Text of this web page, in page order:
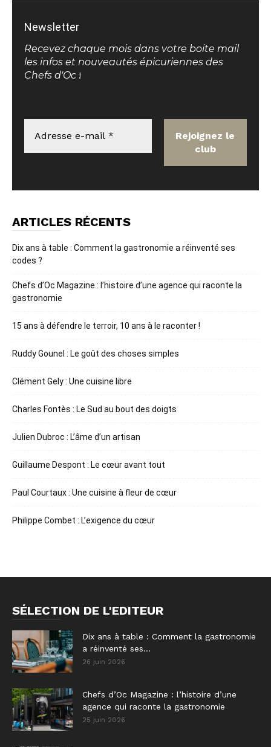
Newsletter
Recevez chaque mois dans votre boite mail
les infos et nouveautés épicuriennes des
Chefs d'Oc !
ARTICLES RÉCENTS
Dix ans à table : Comment la gastronomie a réinventé ses
codes ?
Chefs d’Oc Magazine : l’histoire d’une agence qui raconte la
gastronomie
15 ans à défendre le terroir, 10 ans à le raconter !
Ruddy Gounel : Le goût des choses simples
Clément Gely : Une cuisine libre
Charles Fontès : Le Sud au bout des doigts
Julien Dubroc : L’âme d’un artisan
Guillaume Despont : Le cœur avant tout
Paul Courtaux : Une cuisine à fleur de cœur
Philippe Combet : L’exigence du cœur
SÉLECTION DE L'EDITEUR
Dix ans à table : Comment la gastronomie
a réinventé ses...
26 juin 2026
Chefs d’Oc Magazine : l’histoire d’une
agence qui raconte la gastronomie
25 juin 2026